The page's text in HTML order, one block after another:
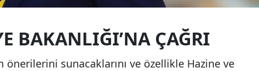
BAKANLIĞI’NA ÇAĞRI
sunacaklarını ve özellikle Hazine ve